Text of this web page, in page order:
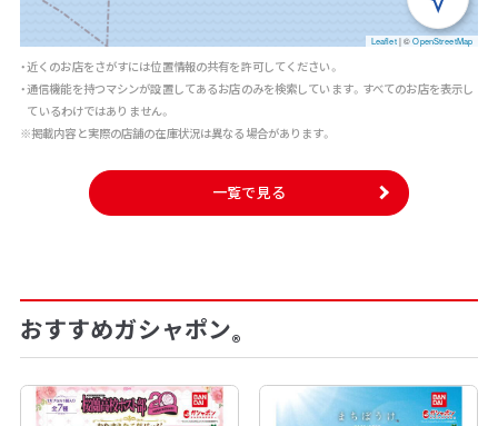
Leaflet |©OpenStreetMap
・近くのお店をさがすには位置情報の共有を許可してください。
・通信機能を持つマシンが設置してあるお店のみを検索しています。すべてのお店を表示し
ているわけではありません。
※掲載内容と実際の店舗の在庫状況は異なる場合があります。
一覧で見る
おすすめガシャポン®